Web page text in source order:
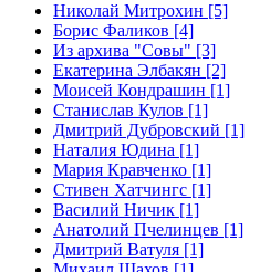
Николай Митрохин [5]
Борис Фаликов [4]
Из архива "Совы" [3]
Екатерина Элбакян [2]
Моисей Кондрашин [1]
Станислав Кулов [1]
Дмитрий Дубровский [1]
Наталия Юдина [1]
Мария Кравченко [1]
Стивен Хатчингс [1]
Василий Ничик [1]
Анатолий Пчелинцев [1]
Дмитрий Ватуля [1]